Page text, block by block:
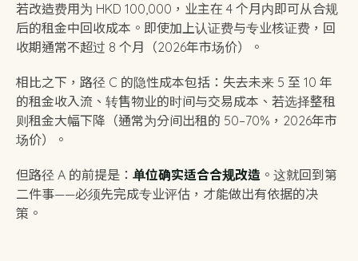
若改造费用为 HKD 100,000，业主在 4 个月内即可从合规
后的租金中回收成本。即使加上认证费与专业核证费，回
收期通常不超过 8 个月（2026年市场价）。
相比之下，路径 C 的隐性成本包括：失去未来 5 至 10 年
的租金收入流、转售物业的时间与交易成本、若选择整租
则租金大幅下降（通常为分间出租的 50–70%，2026年市
场价）。
但路径 A 的前提是： 单位确实适合合规改造 。这就回到第
二件事——必须先完成专业评估，才能做出有依据的决
策。